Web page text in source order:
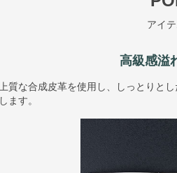
アイ
高級感溢
上質な合成皮革を使用し、しっとりと
します。